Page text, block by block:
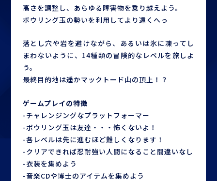
高さを調整し、あらゆる障害物を乗り越えよう。
ボウリング玉の勢いを利用してより遠くへっ
落とし穴や岩を避けながら、あるいは氷に凍ってし
まわないように、14種類の冒険的なレベルを旅しよ
う。
最終目的地は遥かマックトード山の頂上！？
ゲームプレイの特徴
-チャレンジングなプラットフォーマー
-ボウリング玉は友達・・・怖くないよ！
-各レベルは先に進むほど難しくなります！
-クリアできれば忍耐強い人間になること間違いなし
-衣装を集めよう
-音楽CDや博士のアイテムを集めよう